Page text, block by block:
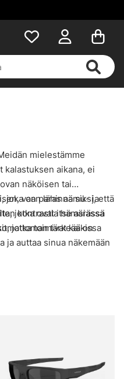
mielestämme
kalastuksen aikana, ei
näköisen tai
vaan lähinnä siksi, että
jotka ovat itse asiassa
tärkeää on
ja auttaa sinua näkemään
hyvin erilaisia
jakaa seuraavasti:
joka on paras aamu- ja
kontrastia hämärässä
jotka toimivat kaikissa